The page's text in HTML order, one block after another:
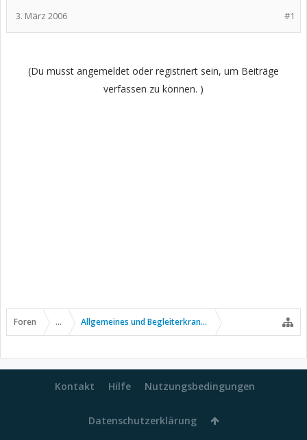
#1
3. März 2006
(Du musst angemeldet oder registriert sein, um Beiträge
verfassen zu können. )
Foren ... Allgemeines und Begleiterkrankungen
Kontakt Hilfe Nutzungsbedingungen
Datenschutzerklärung